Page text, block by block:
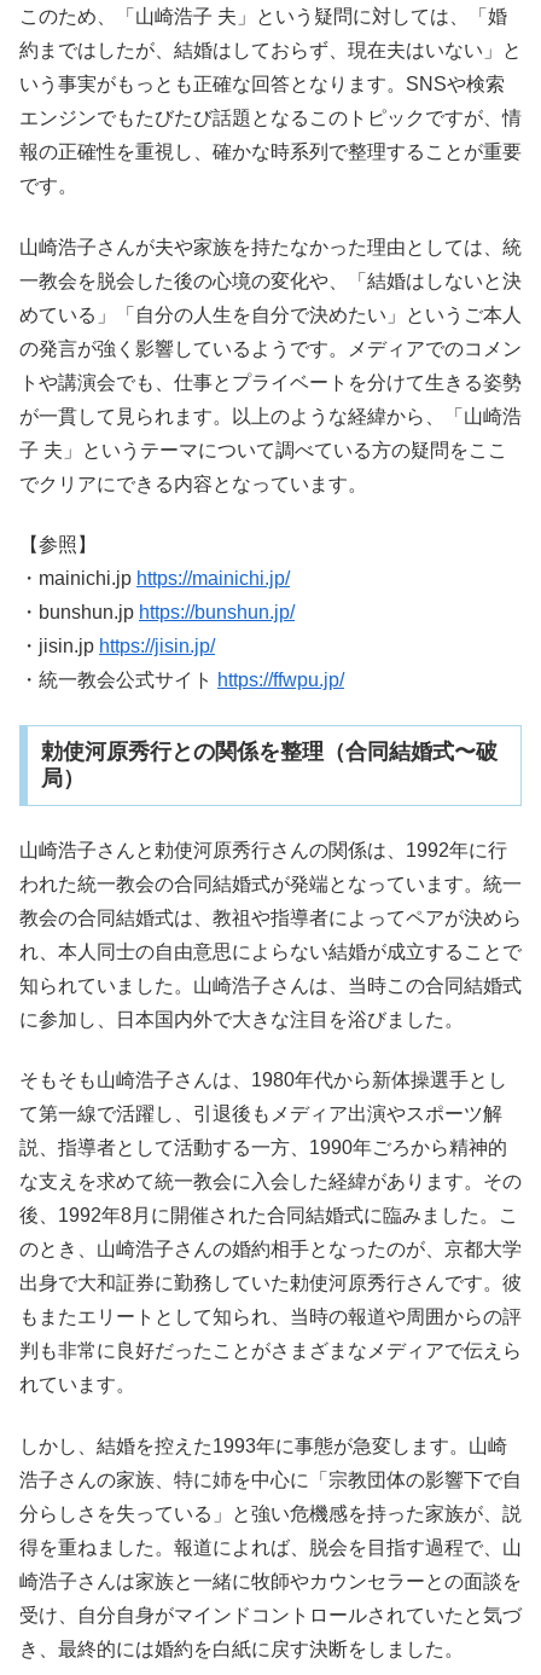
このため、「山崎浩子 夫」という疑問に対しては、「婚
約まではしたが、結婚はしておらず、現在夫はいない」と
いう事実がもっとも正確な回答となります。SNSや検索
エンジンでもたびたび話題となるこのトピックですが、情
報の正確性を重視し、確かな時系列で整理することが重要
です。
山崎浩子さんが夫や家族を持たなかった理由としては、統
一教会を脱会した後の心境の変化や、「結婚はしないと決
めている」「自分の人生を自分で決めたい」というご本人
の発言が強く影響しているようです。メディアでのコメン
トや講演会でも、仕事とプライベートを分けて生きる姿勢
が一貫して見られます。以上のような経緯から、「山崎浩
子 夫」というテーマについて調べている方の疑問をここ
でクリアにできる内容となっています。
【参照】
・mainichi.jp https://mainichi.jp/
・bunshun.jp https://bunshun.jp/
・jisin.jp https://jisin.jp/
・統一教会公式サイト https://ffwpu.jp/
勅使河原秀行との関係を整理（合同結婚式〜破
局）
山崎浩子さんと勅使河原秀行さんの関係は、1992年に行
われた統一教会の合同結婚式が発端となっています。統一
教会の合同結婚式は、教祖や指導者によってペアが決めら
れ、本人同士の自由意思によらない結婚が成立することで
知られていました。山崎浩子さんは、当時この合同結婚式
に参加し、日本国内外で大きな注目を浴びました。
そもそも山崎浩子さんは、1980年代から新体操選手とし
て第一線で活躍し、引退後もメディア出演やスポーツ解
説、指導者として活動する一方、1990年ごろから精神的
な支えを求めて統一教会に入会した経緯があります。その
後、1992年8月に開催された合同結婚式に臨みました。こ
のとき、山崎浩子さんの婚約相手となったのが、京都大学
出身で大和証券に勤務していた勅使河原秀行さんです。彼
もまたエリートとして知られ、当時の報道や周囲からの評
判も非常に良好だったことがさまざまなメディアで伝えら
れています。
しかし、結婚を控えた1993年に事態が急変します。山崎
浩子さんの家族、特に姉を中心に「宗教団体の影響下で自
分らしさを失っている」と強い危機感を持った家族が、説
得を重ねました。報道によれば、脱会を目指す過程で、山
崎浩子さんは家族と一緒に牧師やカウンセラーとの面談を
受け、自分自身がマインドコントロールされていたと気づ
き、最終的には婚約を白紙に戻す決断をしました。